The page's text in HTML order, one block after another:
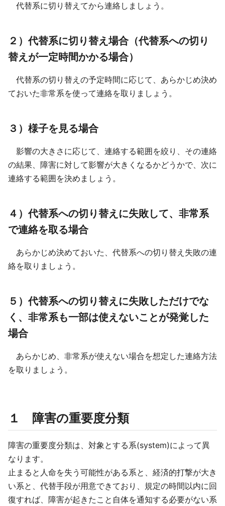
代替系に切り替えてから連絡しましょう。
２）代替系に切り替え場合（代替系への切り
替えが一定時間かかる場合）
代替系の切り替えの予定時間に応じて、あらかじめ決め
ておいた非常系を使って連絡を取りましょう。
３）様子を見る場合
影響の大きさに応じて、連絡する範囲を絞り、その連絡
の結果、障害に対して影響が大きくなるかどうかで、次に
連絡する範囲を決めましょう。
４）代替系への切り替えに失敗して、非常系
で連絡を取る場合
あらかじめ決めておいた、代替系への切り替え失敗の連
絡を取りましょう。
５）代替系への切り替えに失敗しただけでな
く、非常系も一部は使えないことが発覚した
場合
あらかじめ、非常系が使えない場合を想定した連絡方法
を取りましょう。
１ 障害の重要度分類
障害の重要度分類は、対象とする系(system)によって異
なります。
止まると人命を失う可能性がある系と、経済的打撃が大き
い系と、代替手段が用意できており、規定の時間以内に回
復すれば、障害が起きたこと自体を通知する必要がない系